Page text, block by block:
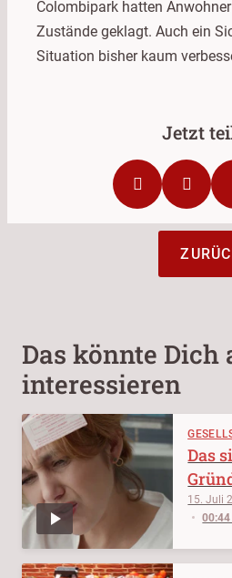
Colombipark hatten
Zustände geklagt. Auch ein
Situation bisher kaum
Das könnte Dich
interessieren
15. Juli
Das